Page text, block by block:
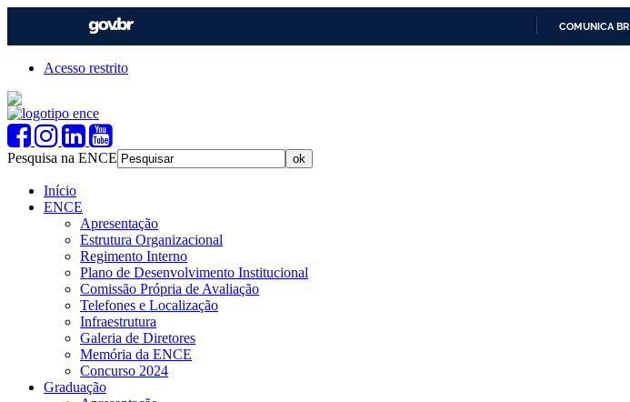
COMUNICA BR
Acesso restrito
Pesquisa na ENCE
Início
ENCE
Apresentação
Estrutura Organizacional
Regimento Interno
Plano de Desenvolvimento Institucional
Comissão Própria de Avaliação
Telefones e Localização
Infraestrutura
Galeria de Diretores
Memória da ENCE
Concurso 2024
Graduação